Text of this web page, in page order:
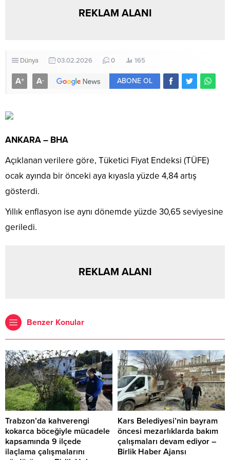
REKLAM ALANI
Dünya 03.02.2026 0 165
A+ A- ABONE OL
ANKARA – BHA
Açıklanan verilere göre, Tüketici Fiyat Endeksi (TÜFE)
ocak ayında bir önceki aya kıyasla yüzde 4,84 artış
gösterdi.
Yıllık enflasyon ise aynı dönemde yüzde 30,65 seviyesine
geriledi.
REKLAM ALANI
Benzer Konular
Trabzon’da kahverengi
kokarca böceğiyle mücadele
kapsamında 9 ilçede
ilaçlama çalışmalarını
Kars Belediyesi’nin bayram
öncesi mezarlıklarda bakım
çalışmaları devam ediyor –
Birlik Haber Ajansı